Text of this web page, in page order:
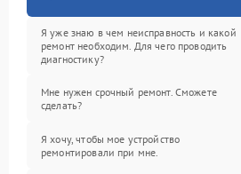
Я уже знаю в чем неисправность и какой
ремонт необходим. Для чего проводить
диагностику?
Мне нужен срочный ремонт. Сможете
сделать?
Я хочу, чтобы мое устройство
ремонтировали при мне.